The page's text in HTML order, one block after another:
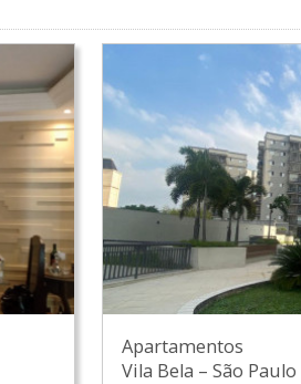
Apartamentos
Vila Bela –São Paulo